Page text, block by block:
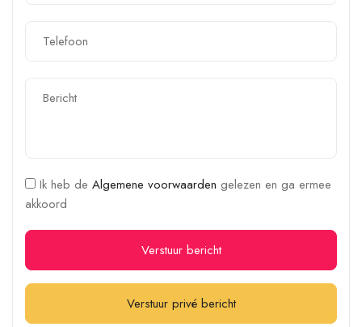
Ik heb de Algemene voorwaarden gelezen en ga ermee
akkoord
Verstuur bericht
Verstuur privé bericht